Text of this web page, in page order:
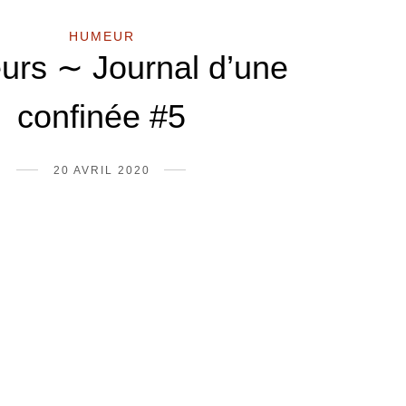
HUMEUR
∼ Journal d’une
confinée #5
20 AVRIL 2020